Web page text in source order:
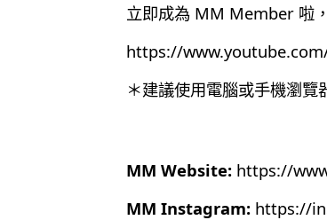
立即成為 MM Member 啦
https://
＊建議使用電腦或手機瀏覽
MM Website: https://
MM Instagram: https://